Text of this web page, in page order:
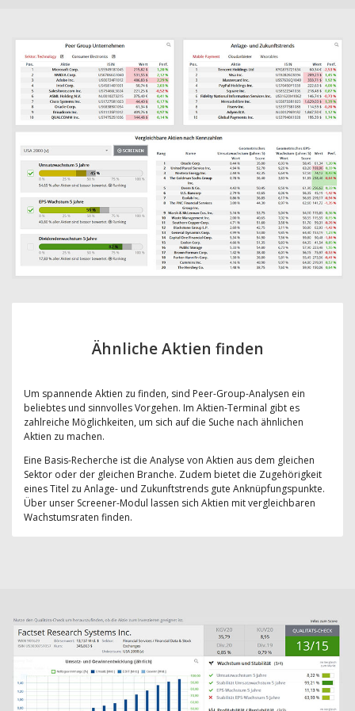
Ähnliche Aktien finden
Um spannende Aktien zu finden, sind Peer-Group-Analysen ein
beliebtes und sinnvolles Vorgehen. Im Aktien-Terminal gibt es
zahlreiche Möglichkeiten, um sich auf die Suche nach ähnlichen
Aktien zu machen.
Eine Basis-Recherche ist die Analyse von Aktien aus dem gleichen
Sektor oder der gleichen Branche. Zudem bietet die Zugehörigkeit
eines Titel zu Anlage- und Zukunftstrends gute Anknüpfungspunkte.
Über unser Screener-Modul lassen sich Aktien mit vergleichbaren
Wachstumsraten finden.